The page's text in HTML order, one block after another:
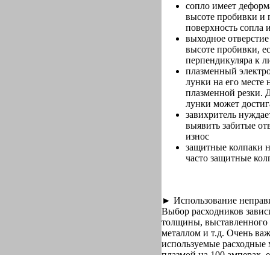
сопло имеет
высоте пробивки и
поверхность сопла
выходное
высоте пробивки,
перпендикуляра к
плазменный
лунки на его
плазменной резки.
лунки может
завихритель
выявить забитые
износ
защитные колпаки
часто защитные
► Использование
Выбор расходников
толщины, выставленного
металлом и т.д. Очень
используемые расходные